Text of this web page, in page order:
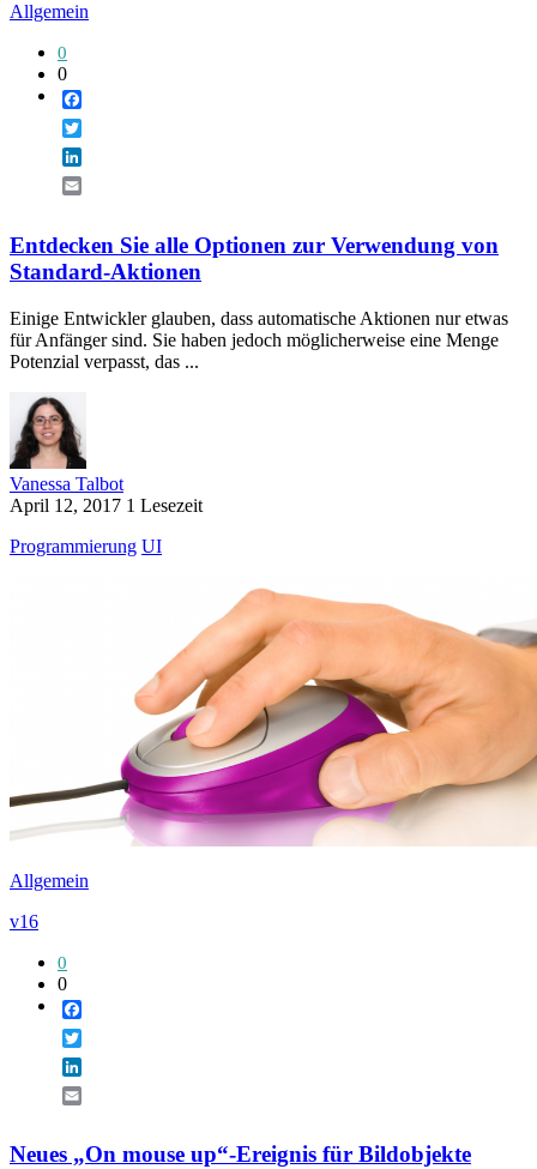
Allgemein
0
0
Entdecken Sie alle Optionen zur Verwendung von
Standard-Aktionen
Einige Entwickler glauben, dass automatische Aktionen nur etwas
für Anfänger sind. Sie haben jedoch möglicherweise eine Menge
Potenzial verpasst, das ...
Vanessa Talbot
April 12, 2017 1 Lesezeit
Programmierung UI
Allgemein
v16
0
0
Neues „On mouse up“-Ereignis für Bildobjekte